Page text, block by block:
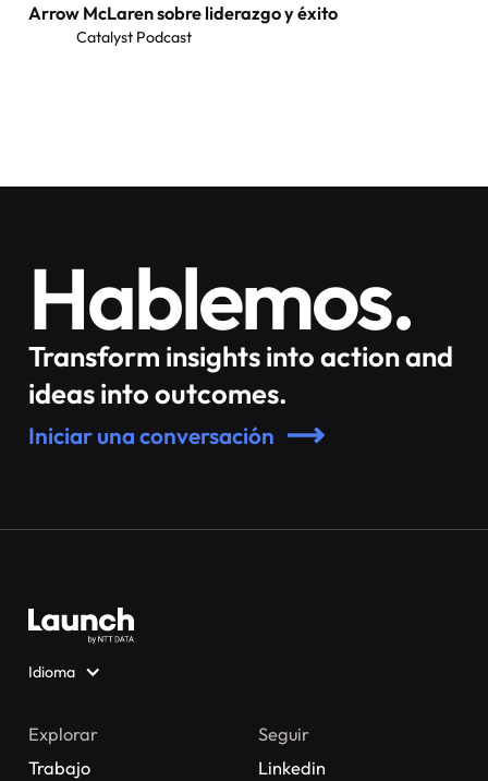
Arrow McLaren sobre liderazgo y éxito
Catalyst Podcast
Hablemos.
Transform insights into action and
ideas into outcomes.
Iniciar una conversación
Idioma
Explorar
Trabajo
Seguir
Linkedin